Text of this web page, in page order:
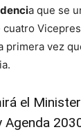
a que se
primera vez
el
Agenda